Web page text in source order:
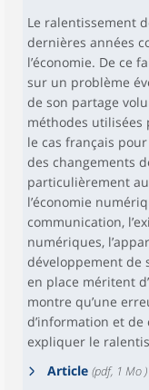
Le ralentissement
dernières années
l’économie. De ce
sur un problème
de son partage
méthodes utilisées
le cas français
des changements
particulièrement
l’économie
communication,
numériques,
développement de
en place méritent
montre qu’une
d’information et de
expliquer le
Article (pdf, 1 Mo )